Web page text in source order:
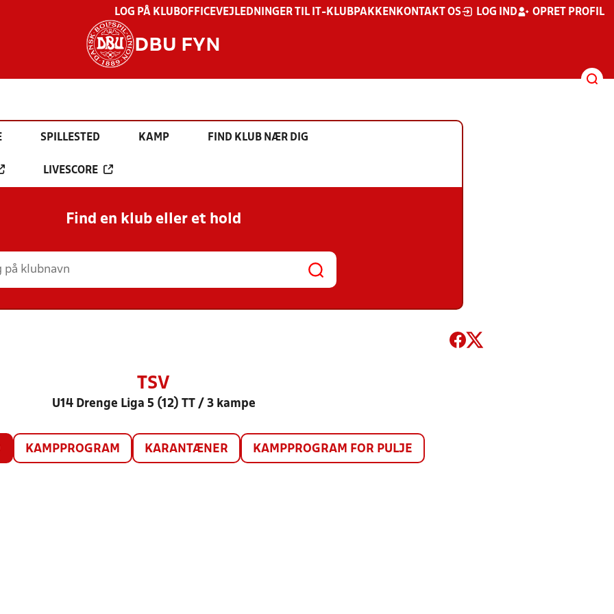
LOG PÅ KLUBOFFICEVEJLEDNINGER TIL IT-KLUBPAKKEN KONTAKT OS LOG IND OPRET PROFIL
DBU FYN
SPILLESTED KAMP FIND KLUB NÆR DIG
LIVESCORE
Find en klub eller et hold
TSV
U14 Drenge Liga 5 (12) TT / 3 kampe
KAMPPROGRAM KARANTÆNER KAMPPROGRAM FOR PULJE